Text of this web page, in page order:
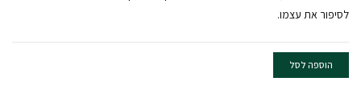
לסיפור את עצמו.
הוספה לסל